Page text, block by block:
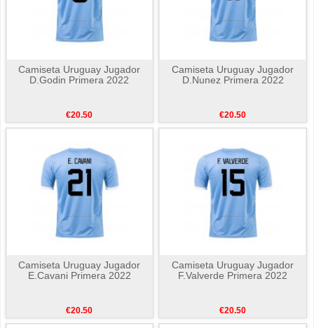
Camiseta Uruguay Jugador
D.Godin Primera 2022
€20.50
Camiseta Uruguay Jugador
D.Nunez Primera 2022
€20.50
Camiseta Uruguay Jugador
E.Cavani Primera 2022
€20.50
Camiseta Uruguay Jugador
F.Valverde Primera 2022
€20.50